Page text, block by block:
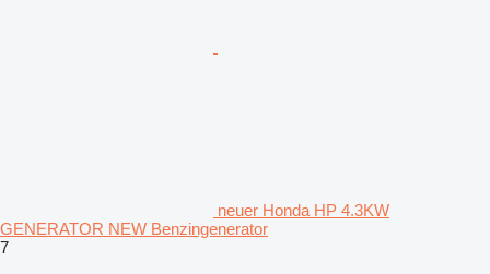
neuer Honda HP 4.3KW
GENERATOR NEW Benzingenerator
7